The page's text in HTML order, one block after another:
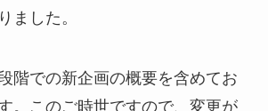
ました。
階での新企画の概要を含めてお
。このご時世ですので、変更が